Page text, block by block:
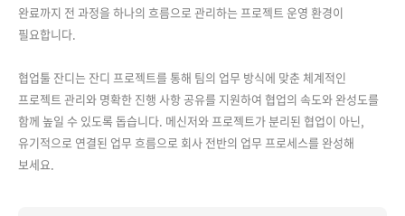
완료까지 전 과정을 하나의 흐름으로 관리하는 프로젝트 운영 환경이
필요합니다.
협업툴 잔디는 잔디 프로젝트를 통해 팀의 업무 방식에 맞춘 체계적인
프로젝트 관리와 명확한 진행 사항 공유를 지원하여 협업의 속도와 완성도를
함께 높일 수 있도록 돕습니다. 메신저와 프로젝트가 분리된 협업이 아닌,
유기적으로 연결된 업무 흐름으로 회사 전반의 업무 프로세스를 완성해
보세요.